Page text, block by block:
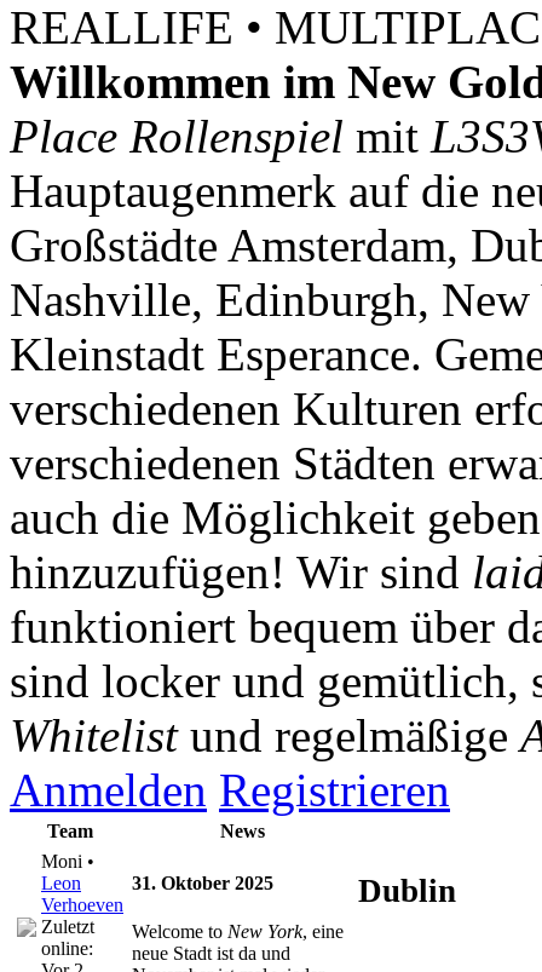
REALLIFE •
Willkommen im New
Place Rollenspiel mit
Hauptaugenmerk auf die
Großstädte Amsterdam,
Nashville, Edinburgh,
Kleinstadt Esperance.
verschiedenen Kulturen
verschiedenen Städten
auch die Möglichkeit
hinzuzufügen! Wir sind
funktioniert bequem über
sind locker und gemütlich,
Whitelistund regelmäßige
Anmelden Registrieren
Team
News
Moni •
Leon
Verhoeven
Zuletzt
online:
31. Oktober 2025
Welcome to New York, eine
neue Stadt ist da und
Dublin